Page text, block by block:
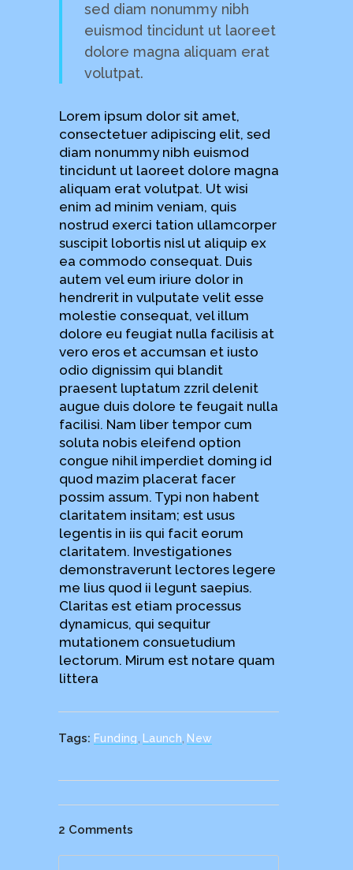
sed diam nonummy nibh
euismod tincidunt ut laoreet
dolore magna aliquam erat
volutpat.
Lorem ipsum dolor sit amet,
consectetuer adipiscing elit, sed
diam nonummy nibh euismod
tincidunt ut laoreet dolore magna
aliquam erat volutpat. Ut wisi
enim ad minim veniam, quis
nostrud exerci tation ullamcorper
suscipit lobortis nisl ut aliquip ex
ea commodo consequat. Duis
autem vel eum iriure dolor in
hendrerit in vulputate velit esse
molestie consequat, vel illum
dolore eu feugiat nulla facilisis at
vero eros et accumsan et iusto
odio dignissim qui blandit
praesent luptatum zzril delenit
augue duis dolore te feugait nulla
facilisi. Nam liber tempor cum
soluta nobis eleifend option
congue nihil imperdiet doming id
quod mazim placerat facer
possim assum. Typi non habent
claritatem insitam; est usus
legentis in iis qui facit eorum
claritatem. Investigationes
demonstraverunt lectores legere
me lius quod ii legunt saepius.
Claritas est etiam processus
dynamicus, qui sequitur
mutationem consuetudium
lectorum. Mirum est notare quam
littera
Tags: Funding Launch New
2 Comments